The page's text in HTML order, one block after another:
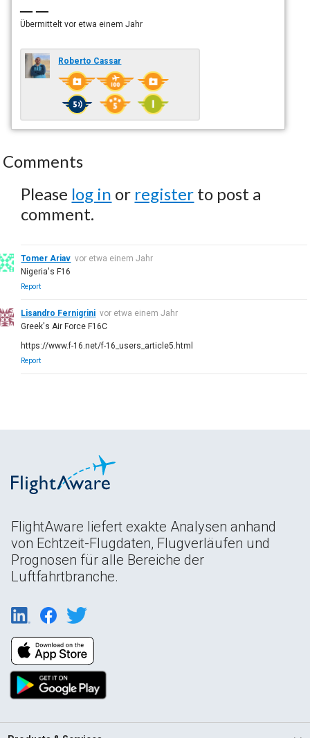
— —
Übermitteltvor etwa einem Jahr
Roberto Cassar
Comments
Please log in or register to post a
comment.
Tomer Ariav vor etwa einem Jahr
Nigeria's F16
Report
Lisandro Fernigrini vor etwa einem Jahr
Greek's Air Force F16C
https://www.f-16.net/f-16_users_article5.html
Report
FlightAware liefert exakte Analysen anhand
von Echtzeit-Flugdaten, Flugverläufen und
Prognosen für alle Bereiche der
Luftfahrtbranche.